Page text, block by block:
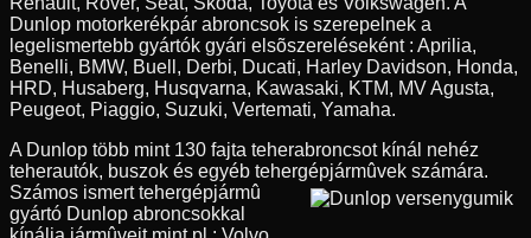
Dunlop motorkerékpár abroncsok is szerepelnek a
legelismertebb gyártók gyári elsõszereléseként : Aprilia,
Benelli, BMW, Buell, Derbi, Ducati, Harley Davidson, Honda,
HRD, Husaberg, Husqvarna, Kawasaki, KTM, MV Agusta,
Peugeot, Piaggio, Suzuki, Vertemati, Yamaha.
A Dunlop több mint 130 fajta teherabroncsot kínál nehéz
teherautók, buszok és egyéb tehergépjármûvek számára.
Számos ismert tehergépjármû
gyártó Dunlop abroncsokkal